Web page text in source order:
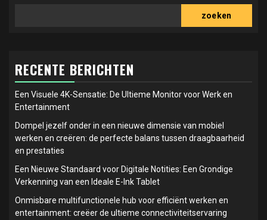
zoeken
RECENTE BERICHTEN
Een Visuele 4K-Sensatie: De Ultieme Monitor voor Werk en
Entertainment
Dompel jezelf onder in een nieuwe dimensie van mobiel
werken en creëren: de perfecte balans tussen draagbaarheid
en prestaties
Een Nieuwe Standaard voor Digitale Notities: Een Grondige
Verkenning van een Ideale E-Ink Tablet
Onmisbare multifunctionele hub voor efficiënt werken en
entertainment: creëer de ultieme connectiviteitservaring